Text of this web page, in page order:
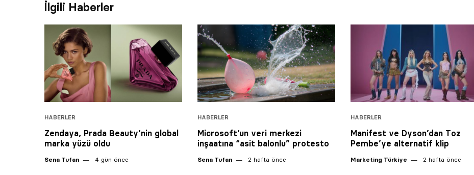
İlgili Haberler
HABERLER
Zendaya, Prada Beauty’nin global
marka yüzü oldu
Sena Tufan 4 gün önce
HABERLER
Microsoft’un veri merkezi
inşaatına “asit balonlu” protesto
Sena Tufan 2 hafta önce
HABERLER
Manifest ve Dyson’dan Toz
Pembe’ye alternatif klip
Marketing Türkiye 2 hafta önce